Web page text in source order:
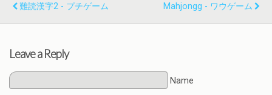
難読漢字2 - プチゲーム
Mahjongg - ワウゲーム
Leave a Reply
Name